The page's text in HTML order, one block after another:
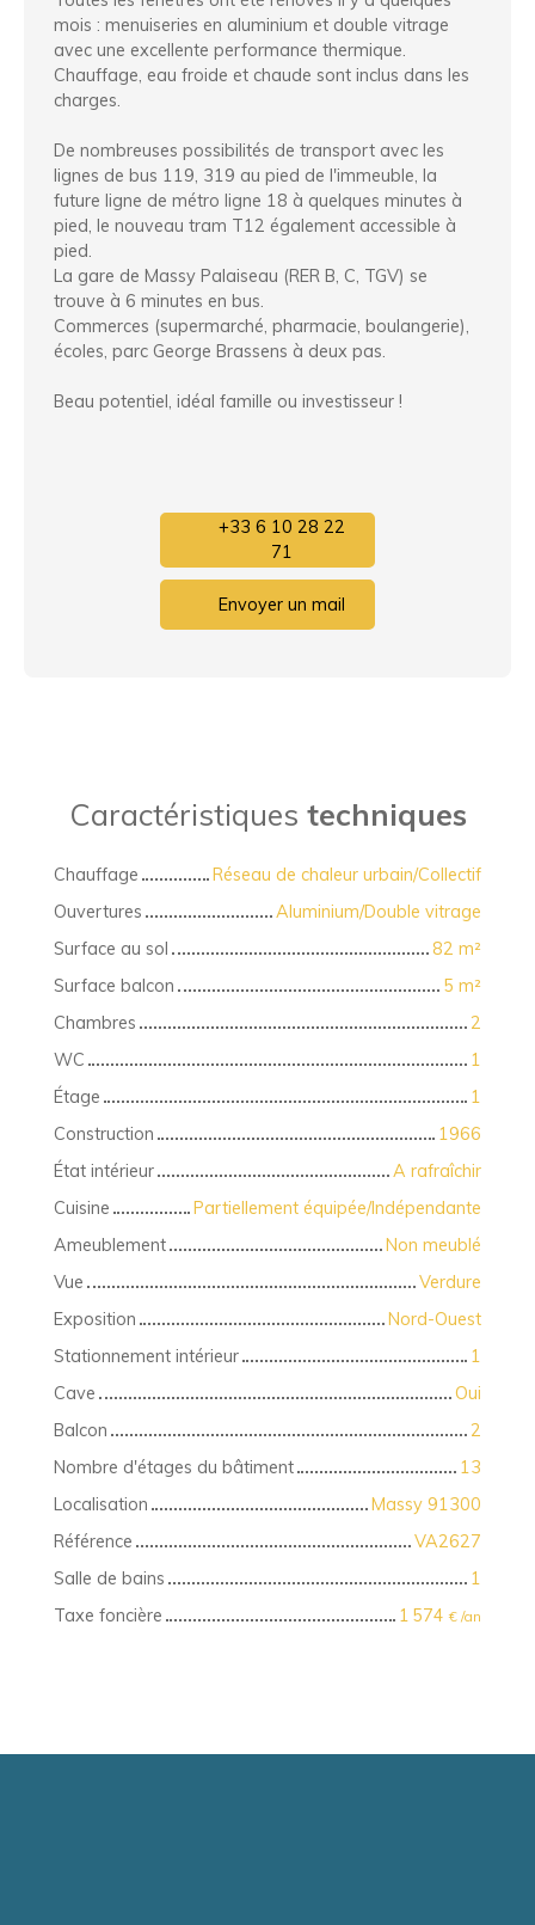
mois : menuiseries en aluminium et double vitrage
avec une excellente performance thermique.
Chauffage, eau froide et chaude sont inclus dans les
charges.
De nombreuses possibilités de transport avec les
lignes de bus 119, 319 au pied de l'immeuble, la
future ligne de métro ligne 18 à quelques minutes à
pied, le nouveau tram T12 également accessible à
pied.
La gare de Massy Palaiseau (RER B, C, TGV) se
trouve à 6 minutes en bus.
Commerces (supermarché, pharmacie, boulangerie),
écoles, parc George Brassens à deux pas.
Beau potentiel, idéal famille ou investisseur !
+33 6 10 28 22
71
Envoyer un mail
Caractéristiques techniques
Chauffage
Réseau de chaleur urbain/Collectif
Ouvertures
Aluminium/Double vitrage
Surface au sol
82 m²
Surface balcon
5 m²
Chambres
2
WC
1
Étage
1
Construction
1966
État intérieur
A rafraîchir
Cuisine
Partiellement équipée/Indépendante
Ameublement
Non meublé
Vue
Verdure
Exposition
Nord-Ouest
Stationnement intérieur
1
Cave
Oui
Balcon
2
Nombre d'étages du bâtiment
13
Localisation
Massy 91300
Référence
VA2627
Salle de bains
1
Taxe foncière
1 574€ /an